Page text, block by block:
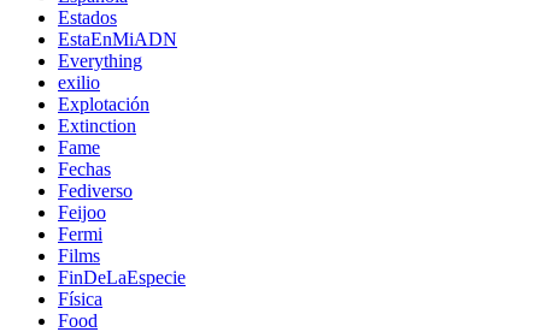
Estados
EstaEnMiADN
Everything
exilio
Explotación
Extinction
Fame
Fechas
Fediverso
Feijoo
Fermi
Films
FinDeLaEspecie
Física
Food